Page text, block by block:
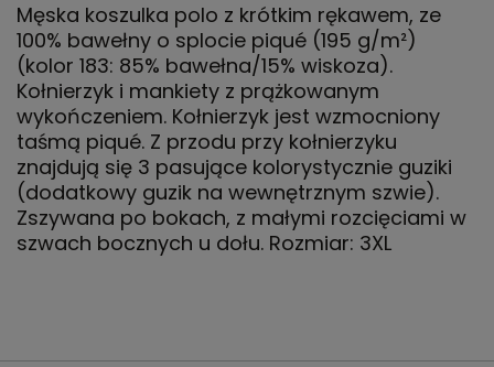
Męska koszulka polo z krótkim rękawem, ze
100% bawełny o splocie piqué (195 g/m²)
(kolor 183: 85% bawełna/15% wiskoza).
Kołnierzyk i mankiety z prążkowanym
wykończeniem. Kołnierzyk jest wzmocniony
taśmą piqué. Z przodu przy kołnierzyku
znajdują się 3 pasujące kolorystycznie guziki
(dodatkowy guzik na wewnętrznym szwie).
Zszywana po bokach, z małymi rozcięciami w
szwach bocznych u dołu. Rozmiar: 3XL